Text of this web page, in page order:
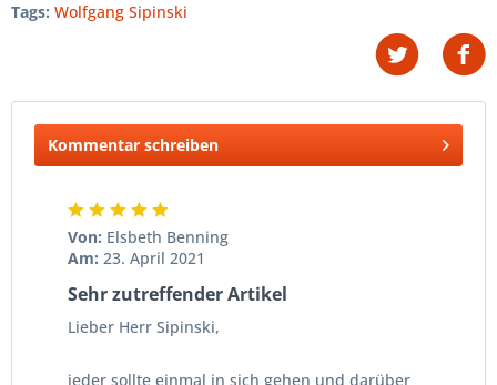
Tags: Wolfgang Sipinski
Kommentar schreiben
Von: Elsbeth Benning
Am: 23. April 2021
Sehr zutreffender Artikel
Lieber Herr Sipinski,
jeder sollte einmal in sich gehen und darüber